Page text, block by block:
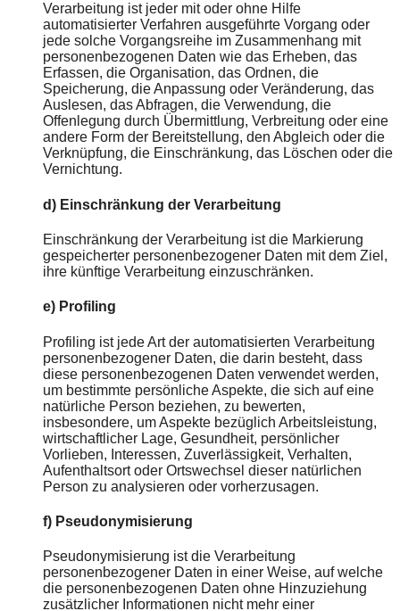
Verarbeitung ist jeder mit oder ohne Hilfe
automatisierter Verfahren ausgeführte Vorgang oder
jede solche Vorgangsreihe im Zusammenhang mit
personenbezogenen Daten wie das Erheben, das
Erfassen, die Organisation, das Ordnen, die
Speicherung, die Anpassung oder Veränderung, das
Auslesen, das Abfragen, die Verwendung, die
Offenlegung durch Übermittlung, Verbreitung oder eine
andere Form der Bereitstellung, den Abgleich oder die
Verknüpfung, die Einschränkung, das Löschen oder die
Vernichtung.
d) Einschränkung der Verarbeitung
Einschränkung der Verarbeitung ist die Markierung
gespeicherter personenbezogener Daten mit dem Ziel,
ihre künftige Verarbeitung einzuschränken.
e) Profiling
Profiling ist jede Art der automatisierten Verarbeitung
personenbezogener Daten, die darin besteht, dass
diese personenbezogenen Daten verwendet werden,
um bestimmte persönliche Aspekte, die sich auf eine
natürliche Person beziehen, zu bewerten,
insbesondere, um Aspekte bezüglich Arbeitsleistung,
wirtschaftlicher Lage, Gesundheit, persönlicher
Vorlieben, Interessen, Zuverlässigkeit, Verhalten,
Aufenthaltsort oder Ortswechsel dieser natürlichen
Person zu analysieren oder vorherzusagen.
f) Pseudonymisierung
Pseudonymisierung ist die Verarbeitung
personenbezogener Daten in einer Weise, auf welche
die personenbezogenen Daten ohne Hinzuziehung
zusätzlicher Informationen nicht mehr einer